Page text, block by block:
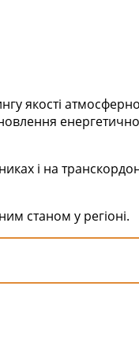
якості
і на
станом у регіоні.